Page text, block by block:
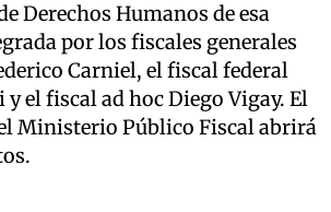
Derechos Humanos de esa
por los fiscales generales
Carniel, el fiscal federal
el fiscal ad hoc Diego Vigay. El
Ministerio Público Fiscal abrirá